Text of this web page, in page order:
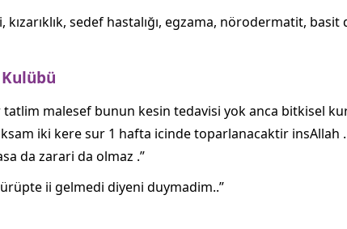
kızarıklık, sedef hastalığı, egzama, nörodermatit,
tatlim malesef bunun kesin tedavisi yok anca bitkisel
iki kere sur 1 hafta icinde toparlanacaktir
da zarari da olmaz .”
ii gelmedi diyeni duymadim..”